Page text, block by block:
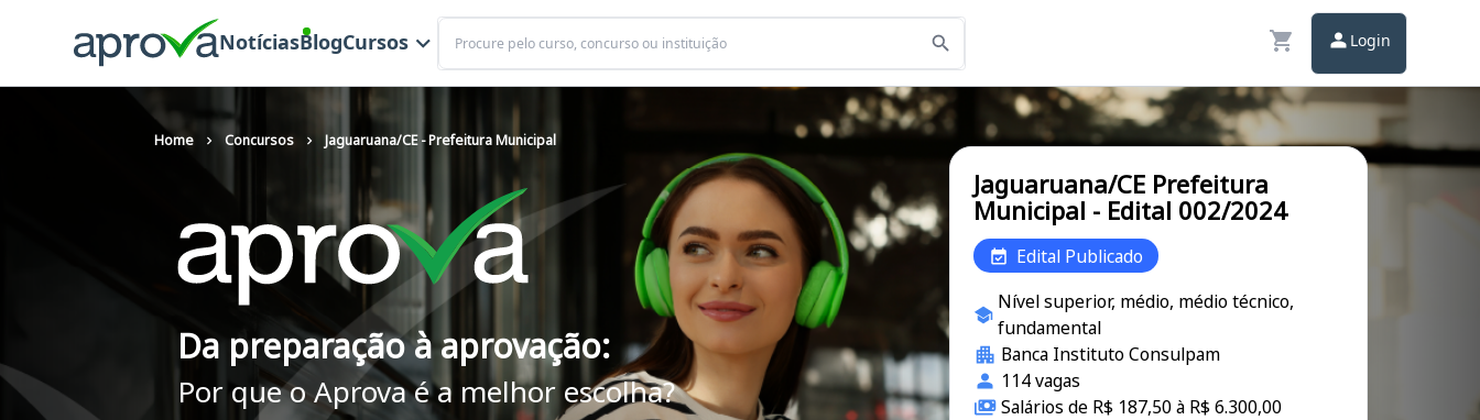
NotíciasBlogCursos
Buscar
Login
Home Concursos Jaguaruana/CE - Prefeitura Municipal
Da preparação à aprovação:
Por que o Aprova é a melhor escolha?
Jaguaruana/CE Prefeitura
Municipal - Edital 002/2024
Edital Publicado
Nível superior, médio, médio técnico,
fundamental
Banca Instituto Consulpam
114 vagas
Salários de R$ 187,50 à R$ 6.300,00